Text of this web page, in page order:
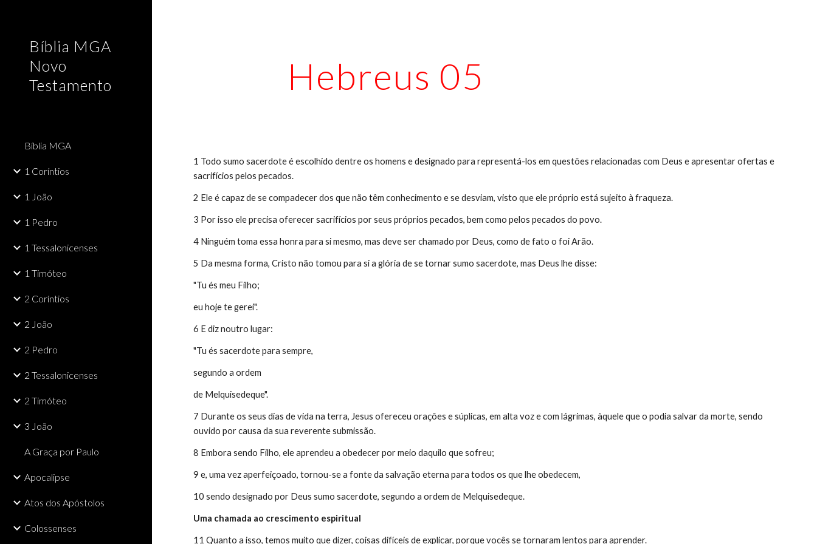
Bíblia MGA
Novo
Testamento
Bíblia MGA
1 Coríntios
1 João
1 Pedro
1 Tessalonicenses
1 Timóteo
2 Coríntios
2 João
2 Pedro
2 Tessalonicenses
2 Timóteo
3 João
A Graça por Paulo
Apocalipse
Atos dos Apóstolos
Colossenses
Hebreus 05
1 Todo sumo sacerdote é escolhido dentre os homens e designado para representá-los em questões relacionadas com Deus e apresentar ofertas e
sacrifícios pelos pecados.
2 Ele é capaz de se compadecer dos que não têm conhecimento e se desviam, visto que ele próprio está sujeito à fraqueza.
3 Por isso ele precisa oferecer sacrifícios por seus próprios pecados, bem como pelos pecados do povo.
4 Ninguém toma essa honra para si mesmo, mas deve ser chamado por Deus, como de fato o foi Arão.
5 Da mesma forma, Cristo não tomou para si a glória de se tornar sumo sacerdote, mas Deus lhe disse:
"Tu és meu Filho;
eu hoje te gerei".
6 E diz noutro lugar:
"Tu és sacerdote para sempre,
segundo a ordem
de Melquisedeque".
7 Durante os seus dias de vida na terra, Jesus ofereceu orações e súplicas, em alta voz e com lágrimas, àquele que o podia salvar da morte, sendo
ouvido por causa da sua reverente submissão.
8 Embora sendo Filho, ele aprendeu a obedecer por meio daquilo que sofreu;
9 e, uma vez aperfeiçoado, tornou-se a fonte da salvação eterna para todos os que lhe obedecem,
10 sendo designado por Deus sumo sacerdote, segundo a ordem de Melquisedeque.
Uma chamada ao crescimento espiritual
11 Quanto a isso, temos muito que dizer, coisas difíceis de explicar, porque vocês se tornaram lentos para aprender.